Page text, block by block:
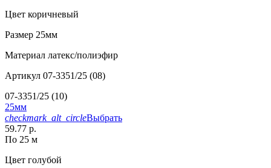
Цвет коричневый
Размер 25мм
Материал латекс/полиэфир
Артикул 07-3351/25 (08)
07-3351/25 (10)
25мм
checkmark_alt_circleВыбрать
59.77 р.
По 25 м
Цвет голубой